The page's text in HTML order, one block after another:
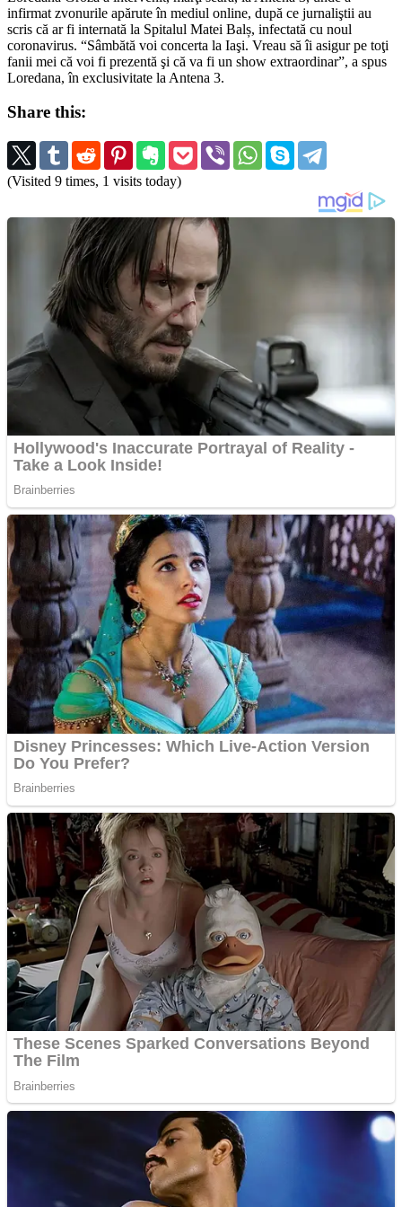
infirmat zvonurile apărute în mediul online, după ce jurnaliştii au
scris că ar fi internată la Spitalul Matei Balș, infectată cu noul
coronavirus. “Sâmbătă voi concerta la Iaşi. Vreau să îi asigur pe toţi
fanii mei că voi fi prezentă şi că va fi un show extraordinar”, a spus
Loredana, în exclusivitate la Antena 3.
Share this:
(Visited 9 times, 1 visits today)